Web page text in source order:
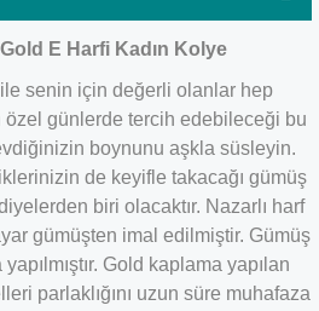
E Harfi Kadın Kolye
senin için değerli olanlar hep
özel günlerde tercih edebileceği bu
boynunu aşkla süsleyin.
de keyifle takacağı gümüş
biri olacaktır. Nazarlı harf
gümüşten imal edilmiştir. Gümüş
Gold kaplama yapılan
parlaklığını uzun süre muhafaza